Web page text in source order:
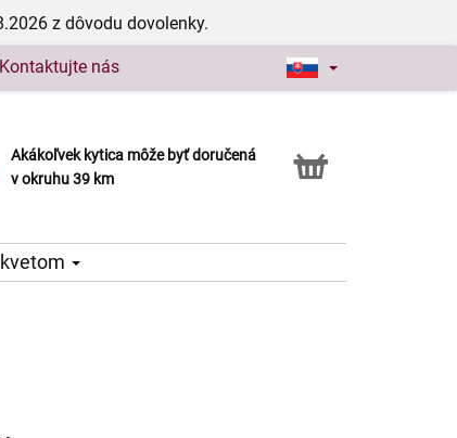
z dôvodu dovolenky.
Kontaktujte nás
Akákoľvek kytica môže byť doručená
v okruhu 39 km
Služba Click & Collect